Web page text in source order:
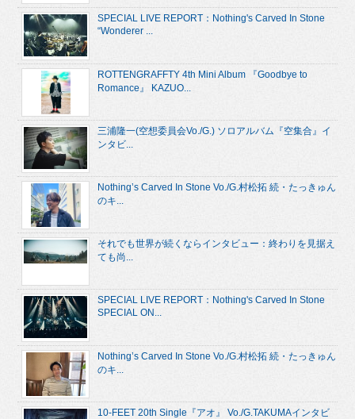
SPECIAL LIVE REPORT：Nothing's Carved In Stone
“Wonderer ...
ROTTENGRAFFTY 4th Mini Album 『Goodbye to
Romance』 KAZUO...
三浦隆一(空想委員会Vo./G.) ソロアルバム『空集合』イ
ンタビ...
Nothing’s Carved In Stone Vo./G.村松拓 続・たっきゅん
のキ...
それでも世界が続くならインタビュー：終わりを見据え
ても尚...
SPECIAL LIVE REPORT：Nothing's Carved In Stone
SPECIAL ON...
Nothing’s Carved In Stone Vo./G.村松拓 続・たっきゅん
のキ...
10-FEET 20th Single『アオ』 Vo./G.TAKUMAインタビ